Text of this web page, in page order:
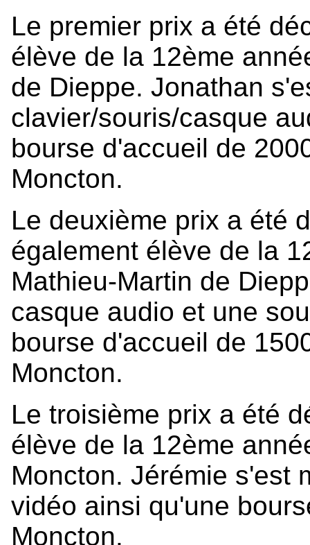
Le premier prix a été
élève de la 12ème
de Dieppe. Jonathan
clavier/souris/casque
bourse d'accueil de
Moncton.
Le deuxième prix a été
également élève de la
Mathieu-Martin de
casque audio et une
bourse d'accueil de
Moncton.
Le troisième prix a été
élève de la 12ème
Moncton. Jérémie s'est
vidéo ainsi qu'une
Moncton.